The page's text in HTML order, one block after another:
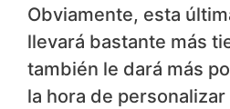
Obviamente, esta
llevará bastante más
también le dará más
la hora de